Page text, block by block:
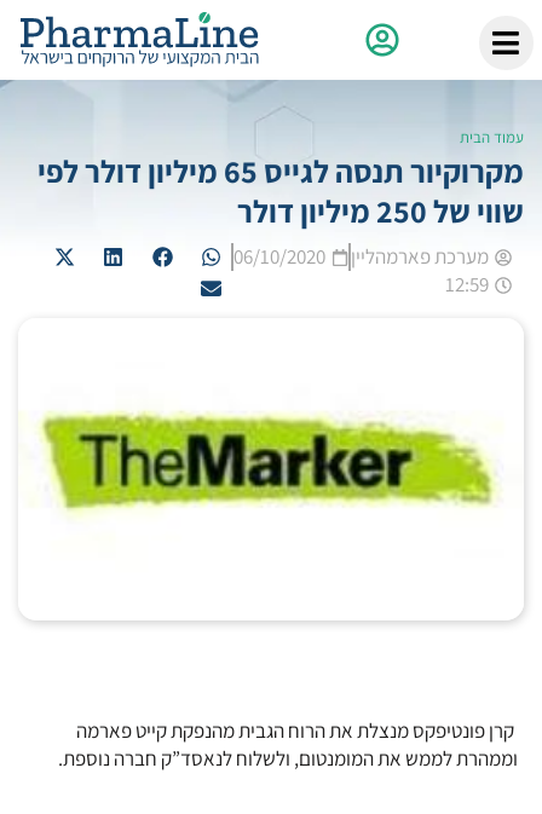
עמוד הבית
מקרוקיור תנסה לגייס 65 מיליון דולר לפי
שווי של 250 מיליון דולר
מערכת פארמהליין
06/10/2020
12:59
קרן פונטיפקס מנצלת את הרוח הגבית מהנפקת קייט פארמה
וממהרת לממש את המומנטום, ולשלוח לנאסד”ק חברה נוספת.